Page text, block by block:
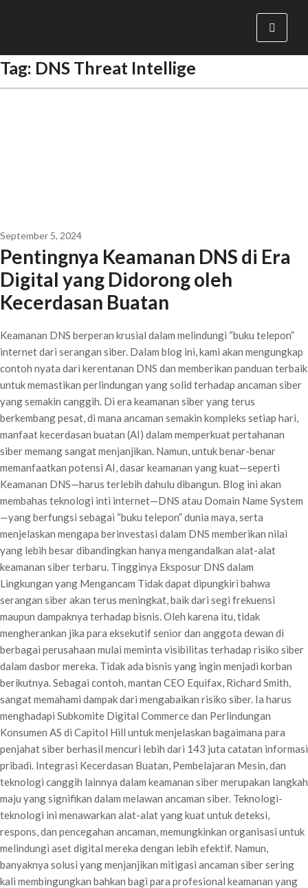
Tag: DNS Threat Intellige
September 5, 2024
Pentingnya Keamanan DNS di Era
Digital yang Didorong oleh
Kecerdasan Buatan
Keamanan DNS berperan krusial dalam melindungi “buku telepon”
internet dari serangan siber. Dalam blog ini, kami akan mengungkap
contoh nyata dari kerentanan DNS dan memberikan panduan terbaik
untuk memastikan perlindungan yang solid terhadap ancaman siber
yang semakin canggih. Di era keamanan siber yang terus
berkembang pesat, di mana ancaman semakin kompleks setiap hari,
manfaat kecerdasan buatan (AI) dalam memperkuat pertahanan
siber memang sangat menjanjikan. Namun, untuk benar-benar
memanfaatkan potensi AI, dasar keamanan yang kuat—seperti
Keamanan DNS—harus terlebih dahulu dibangun. Blog ini akan
membahas teknologi inti internet—DNS atau Domain Name System
—yang berfungsi sebagai “buku telepon” dunia maya, serta
menjelaskan mengapa berinvestasi dalam DNS memberikan nilai
yang lebih besar dibandingkan hanya mengandalkan alat-alat
keamanan siber terbaru. Tingginya Eksposur DNS dalam
Lingkungan yang Mengancam Tidak dapat dipungkiri bahwa
serangan siber akan terus meningkat, baik dari segi frekuensi
maupun dampaknya terhadap bisnis. Oleh karena itu, tidak
mengherankan jika para eksekutif senior dan anggota dewan di
berbagai perusahaan mulai meminta visibilitas terhadap risiko siber
dalam dasbor mereka. Tidak ada bisnis yang ingin menjadi korban
berikutnya. Sebagai contoh, mantan CEO Equifax, Richard Smith,
sangat memahami dampak dari mengabaikan risiko siber. Ia harus
menghadapi Subkomite Digital Commerce dan Perlindungan
Konsumen AS di Capitol Hill untuk menjelaskan bagaimana para
penjahat siber berhasil mencuri lebih dari 143 juta catatan informasi
pribadi. Integrasi Kecerdasan Buatan, Pembelajaran Mesin, dan
teknologi canggih lainnya dalam keamanan siber merupakan langkah
maju yang signifikan dalam melawan ancaman siber. Teknologi-
teknologi ini menawarkan alat-alat yang kuat untuk deteksi,
respons, dan pencegahan ancaman, memungkinkan organisasi untuk
melindungi aset digital mereka dengan lebih efektif. Namun,
banyaknya solusi yang menjanjikan mitigasi ancaman siber sering
kali membingungkan bahkan bagi para profesional keamanan yang